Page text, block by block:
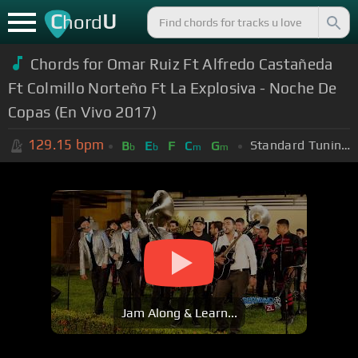
ChordU
Chords for Omar Ruiz Ft Alfredo Castañeda
Ft Colmillo Norteño Ft La Explosiva - Noche De
Copas (En Vivo 2017)
129.15 bpm Bb Eb F Cm Gm Standard Tuning (EADGBE)
Jam Along & Learn...